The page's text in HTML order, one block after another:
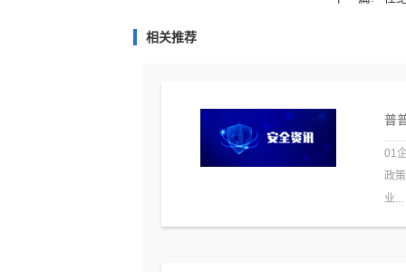
相关推荐
普
01
政
业...